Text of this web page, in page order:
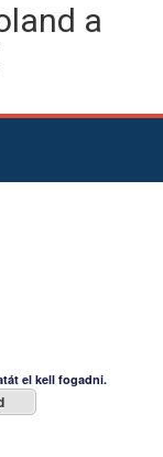
a
el kell fogadni.